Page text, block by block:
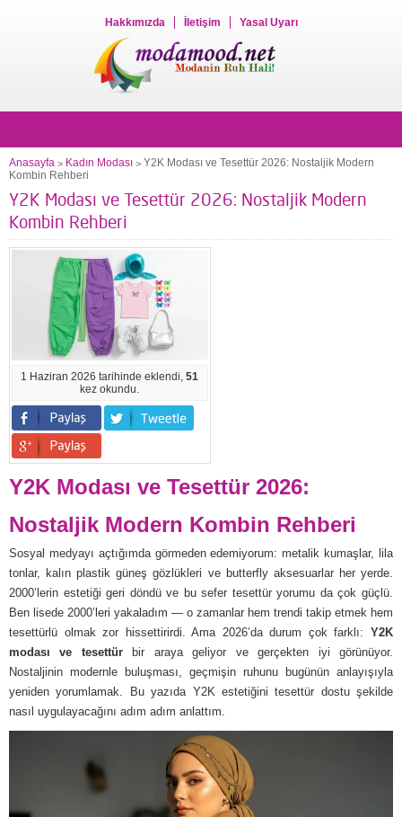
Hakkımızda İletişim Yasal Uyarı
Anasayfa > Kadın Modası > Y2K Modası ve Tesettür 2026: Nostaljik Modern
Kombin Rehberi
Y2K Modası ve Tesettür 2026: Nostaljik Modern
Kombin Rehberi
1 Haziran 2026 tarihinde eklendi,51
kez okundu.
Y2K Modası ve Tesettür 2026:
Nostaljik Modern Kombin Rehberi
Sosyal medyayı açtığımda görmeden edemiyorum: metalik kumaşlar, lila
tonlar, kalın plastik güneş gözlükleri ve butterfly aksesuarlar her yerde.
2000’lerin estetiği geri döndü ve bu sefer tesettür yorumu da çok güçlü.
Ben lisede 2000’leri yakaladım — o zamanlar hem trendi takip etmek hem
tesettürlü olmak zor hissettirirdi. Ama 2026’da durum çok farklı: Y2K
modası ve tesettürbir araya geliyor ve gerçekten iyi görünüyor.
Nostaljinin modernle buluşması, geçmişin ruhunu bugünün anlayışıyla
yeniden yorumlamak. Bu yazıda Y2K estetiğini tesettür dostu şekilde
nasıl uygulayacağını adım adım anlattım.